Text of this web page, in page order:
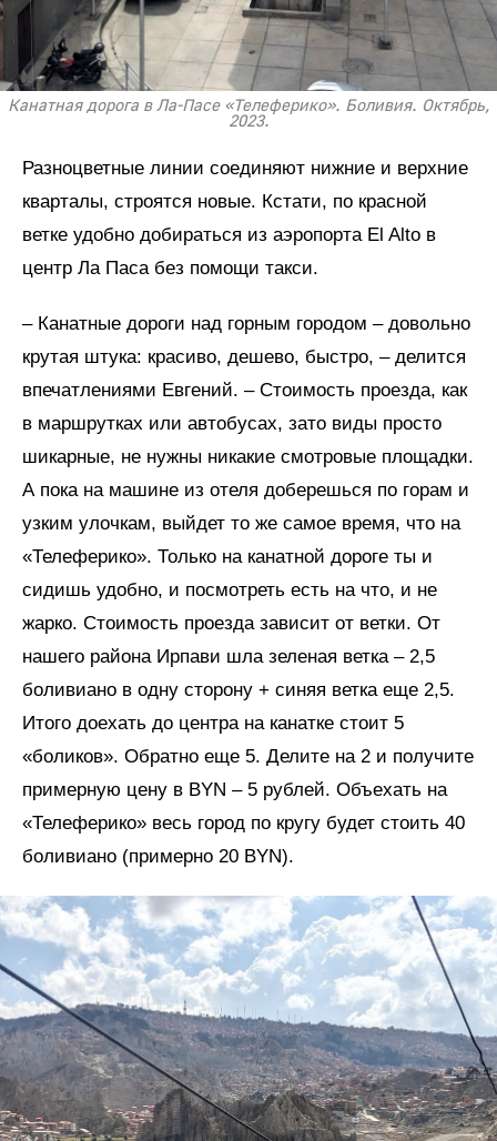
Канатная дорога в Ла-Пасе «Телеферико». Боливия. Октябрь,
2023.
Разноцветные линии соединяют нижние и верхние
кварталы, строятся новые. Кстати, по красной
ветке удобно добираться из аэропорта El Alto в
центр Ла Паса без помощи такси.
– Канатные дороги над горным городом – довольно
крутая штука: красиво, дешево, быстро, – делится
впечатлениями Евгений. – Стоимость проезда, как
в маршрутках или автобусах, зато виды просто
шикарные, не нужны никакие смотровые площадки.
А пока на машине из отеля доберешься по горам и
узким улочкам, выйдет то же самое время, что на
«Телеферико». Только на канатной дороге ты и
сидишь удобно, и посмотреть есть на что, и не
жарко. Стоимость проезда зависит от ветки. От
нашего района Ирпави шла зеленая ветка – 2,5
боливиано в одну сторону + синяя ветка еще 2,5.
Итого доехать до центра на канатке стоит 5
«боликов». Обратно еще 5. Делите на 2 и получите
примерную цену в BYN – 5 рублей. Объехать на
«Телеферико» весь город по кругу будет стоить 40
боливиано (примерно 20 BYN).